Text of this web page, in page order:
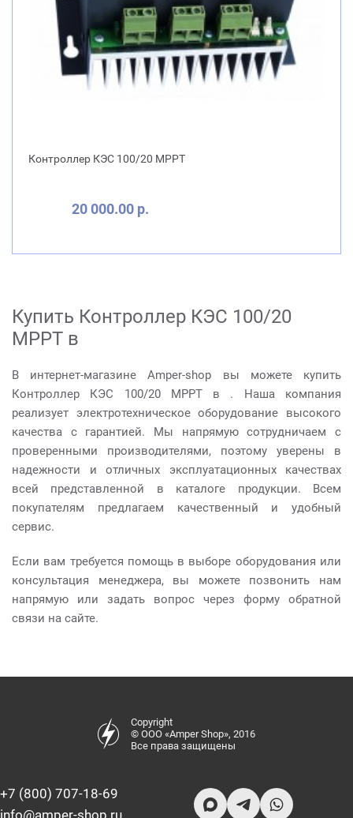
Контроллер КЭС 100/20 MPPT
20 000.00 р.
Купить Контроллер КЭС 100/20
MPPT в
В интернет-магазине Amper-shop вы можете купить
Контроллер КЭС 100/20 MPPT в . Наша компания
реализует электротехническое оборудование высокого
качества с гарантией. Мы напрямую сотрудничаем с
проверенными производителями, поэтому уверены в
надежности и отличных эксплуатационных качествах
всей представленной в каталоге продукции. Всем
покупателям предлагаем качественный и удобный
сервис.
Если вам требуется помощь в выборе оборудования или
консультация менеджера, вы можете позвонить нам
напрямую или задать вопрос через форму обратной
связи на сайте.
Copyright
© ООО «Amper Shop», 2016
Все права защищены
+7 (800) 707-18-69
info@amper-shop.ru